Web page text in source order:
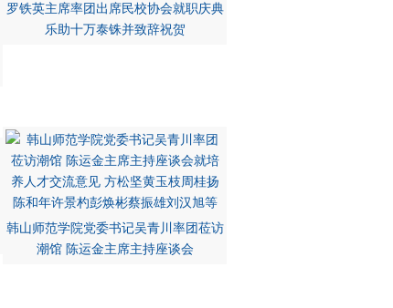
罗铁英主席率团出席民校协会就职庆典
乐助十万泰铢并致辞祝贺
韩山师范学院党委书记吴青川率团莅访
潮馆 陈运金主席主持座谈会